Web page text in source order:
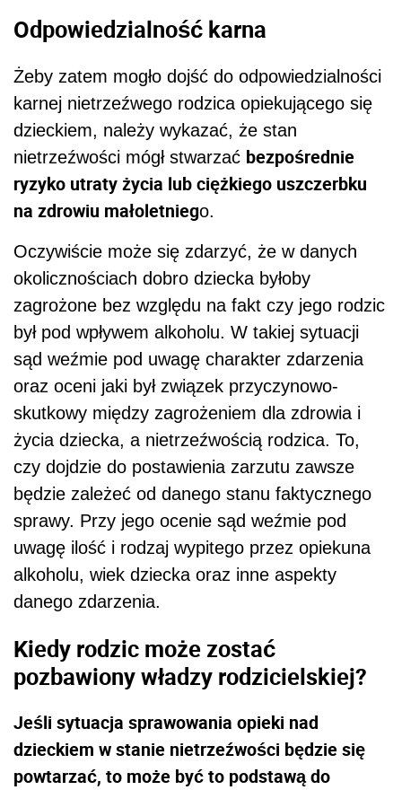
Odpowiedzialność karna
Żeby zatem mogło dojść do odpowiedzialności
karnej nietrzeźwego rodzica opiekującego się
dzieckiem, należy wykazać, że stan
nietrzeźwości mógł stwarzać bezpośrednie
ryzyko utraty życia lub ciężkiego uszczerbku
na zdrowiu małoletniego.
Oczywiście może się zdarzyć, że w danych
okolicznościach dobro dziecka byłoby
zagrożone bez względu na fakt czy jego rodzic
był pod wpływem alkoholu. W takiej sytuacji
sąd weźmie pod uwagę charakter zdarzenia
oraz oceni jaki był związek przyczynowo-
skutkowy między zagrożeniem dla zdrowia i
życia dziecka, a nietrzeźwością rodzica. To,
czy dojdzie do postawienia zarzutu zawsze
będzie zależeć od danego stanu faktycznego
sprawy. Przy jego ocenie sąd weźmie pod
uwagę ilość i rodzaj wypitego przez opiekuna
alkoholu, wiek dziecka oraz inne aspekty
danego zdarzenia.
Kiedy rodzic może zostać
pozbawiony władzy rodzicielskiej?
Jeśli sytuacja sprawowania opieki nad
dzieckiem w stanie nietrzeźwości będzie się
powtarzać, to może być to podstawą do